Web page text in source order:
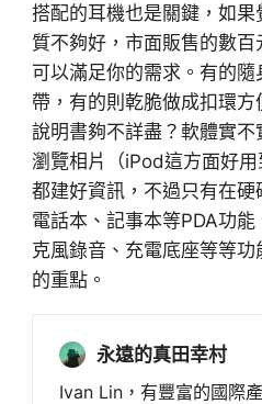
搭配的耳機也是關鍵，如
質不夠好，市面販售的數
可以滿足你的需求。有的
帶，有的則乾脆做成扣環
說明書夠不詳盡？軟體實
瀏覽相片（iPod這方面好
都建好資訊，不過只有在硬
電話本、記事本等PDA功
克風錄音、充電底座等等
的重點。
永遠的真田幸村
Ivan Lin，有豐富的國際